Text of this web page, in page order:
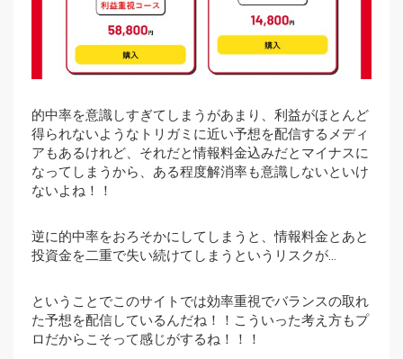
的中率を意識しすぎてしまうがあまり、利益がほとんど
得られないようなトリガミに近い予想を配信するメディ
アもあるけれど、それだと情報料金込みだとマイナスに
なってしまうから、ある程度解消率も意識しないといけ
ないよね！！
逆に的中率をおろそかにしてしまうと、情報料金とあと
投資金を二重で失い続けてしまうというリスクが…
ということでこのサイトでは効率重視でバランスの取れ
た予想を配信しているんだね！！こういった考え方もプ
ロだからこそって感じがするね！！！